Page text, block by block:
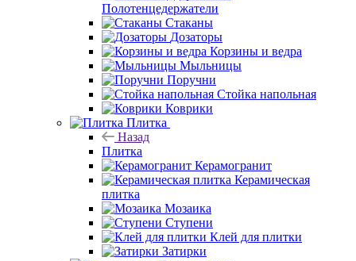
Полотенцедержатели
Стаканы
Дозаторы
Корзины и ведра
Мыльницы
Поручни
Стойка напольная
Коврики
Плитка
Назад
Плитка
Керамогранит
Керамическая
плитка
Мозаика
Ступени
Клей для плитки
Затирки